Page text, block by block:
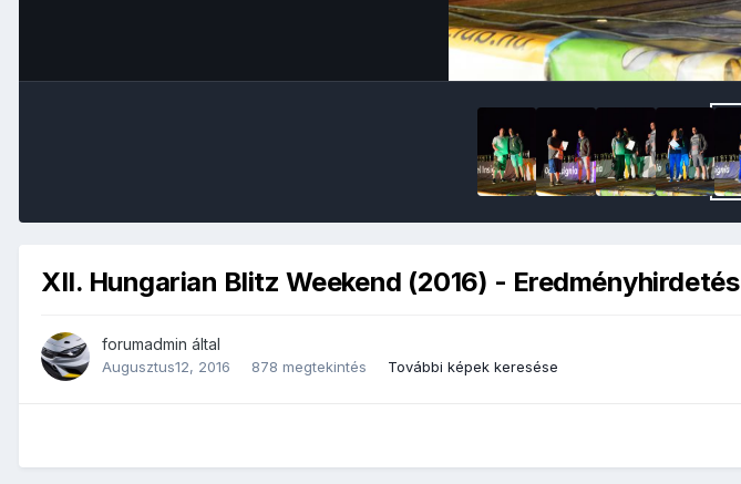
XII. Hungarian Blitz Weekend (2016) - Eredményhirdetés
forumadmin által
Augusztus12, 2016 878 megtekintés További képek keresése